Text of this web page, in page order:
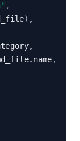
,
) ,
,
. name,